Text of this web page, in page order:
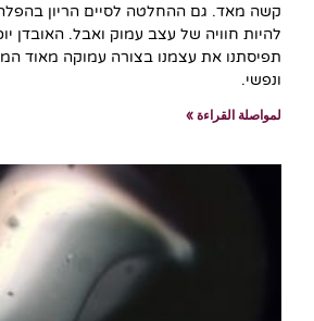
קשה מאד. גם ההחלטה לסיים הריון בהפלה
להיות חוויה של עצב עמוק ואבל. האובדן
תפיסתנו את עצמנו בצורה עמוקה מאוד
ונפשי.
لمواصلة القراءة »